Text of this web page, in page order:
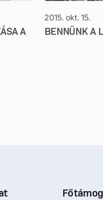
A
2015. okt. 15.
BENNÜNK A